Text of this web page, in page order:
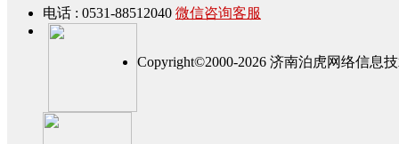
电话 : 0531-88512040 微信咨询客服
Copyright©2000-2026 济南泊虎网络信息